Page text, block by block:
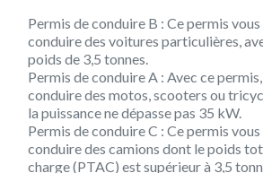
Permis de conduire B : Ce permis
conduire des voitures particulières,
poids de 3,5 tonnes.
Permis de conduire A : Avec ce
conduire des motos, scooters ou
la puissance ne dépasse pas 35 kW.
Permis de conduire C : Ce permis
conduire des camions dont le poids
charge (PTAC) est supérieur à 3,5